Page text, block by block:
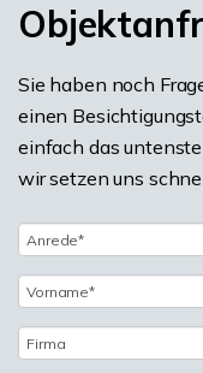
Sie haben noch
einen
einfach das
wir setzen uns